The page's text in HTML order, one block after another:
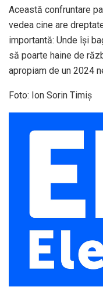
Această confruntare
vedea cine are
importantă: Unde își
să poarte haine de
apropiam de un 2024
Foto: Ion Sorin Timiș